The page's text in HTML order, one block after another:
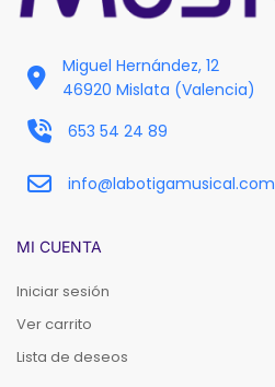
Miguel Hernández, 12
46920 Mislata (Valencia)
653 54 24 89
info@labotigamusical.com
MI CUENTA
Iniciar sesión
Ver carrito
Lista de deseos